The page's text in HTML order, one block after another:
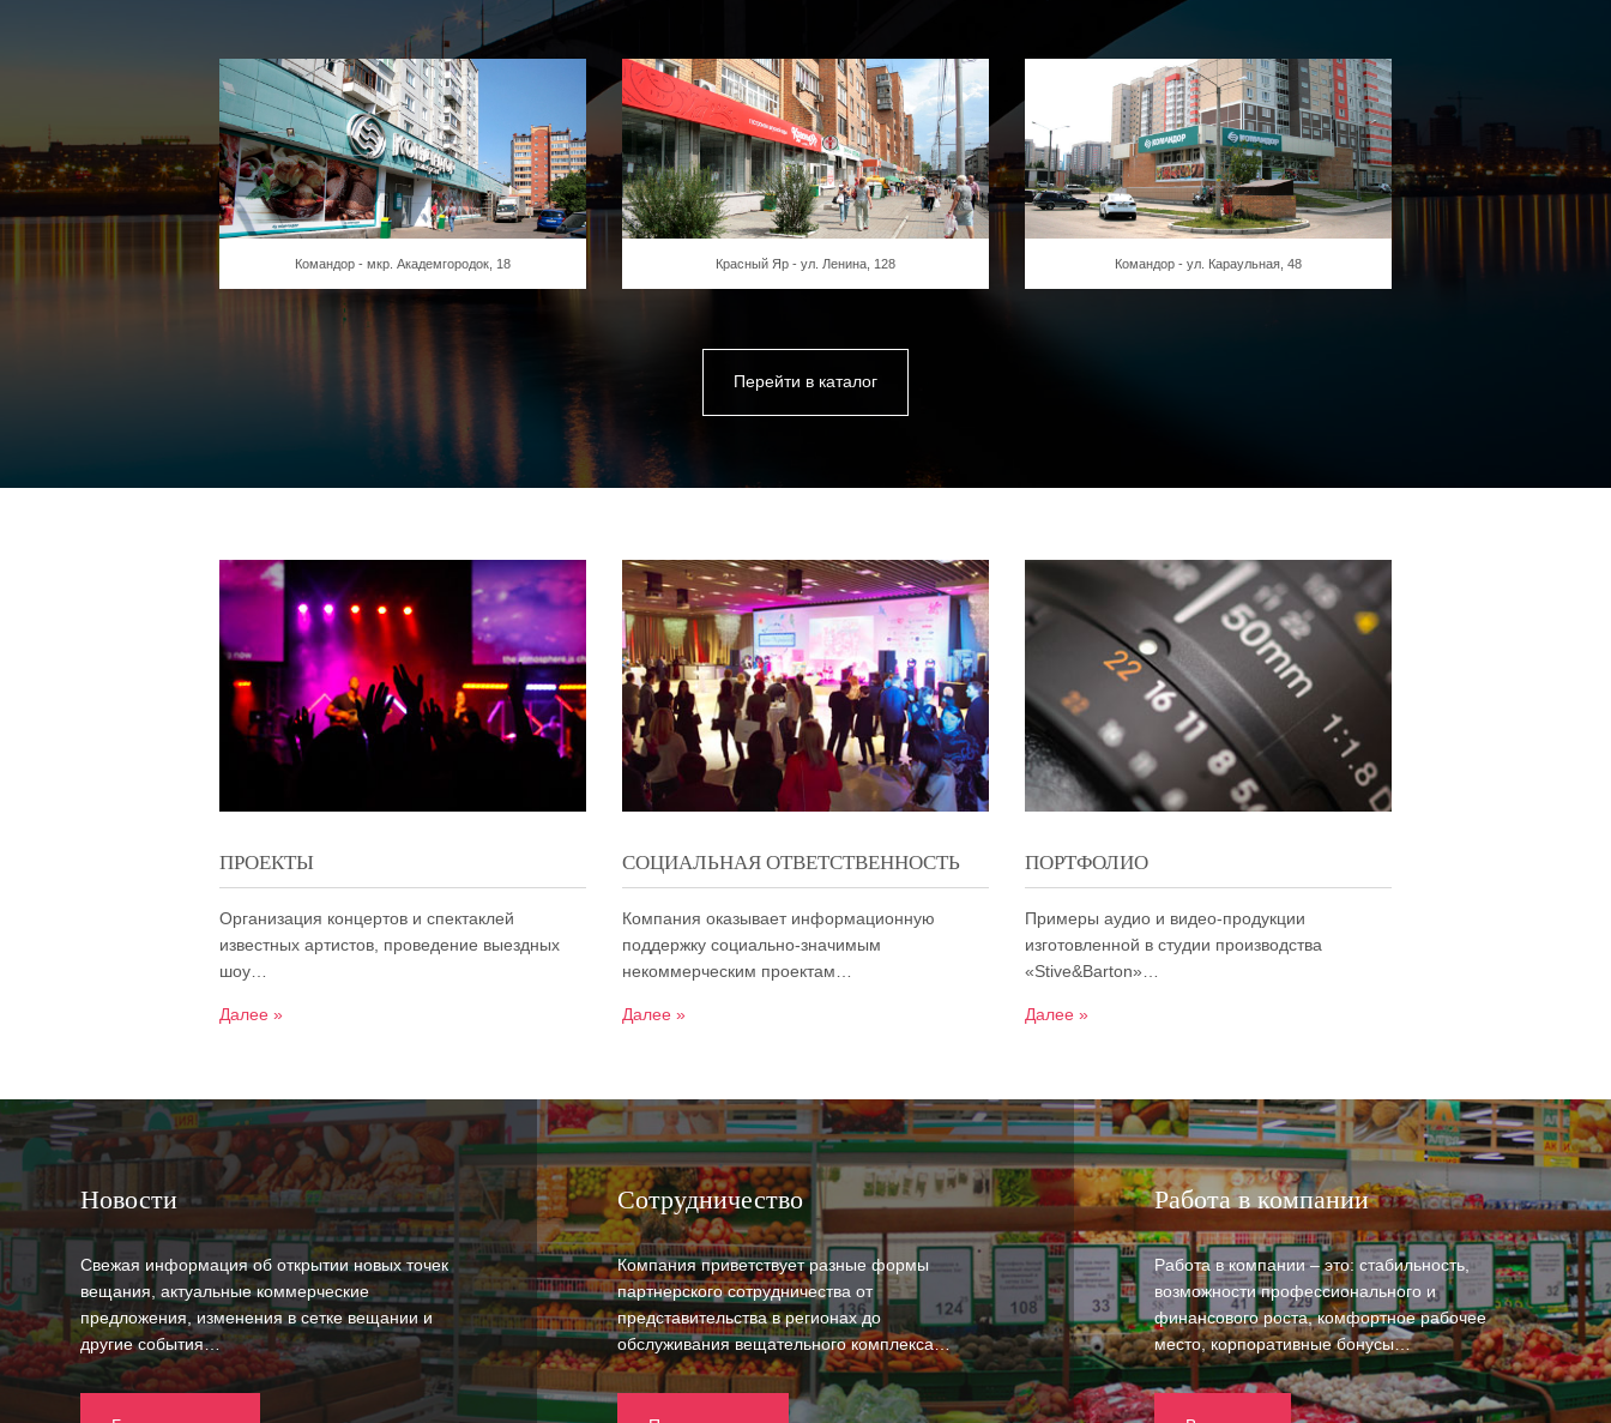
Командор - мкр. Академгородок, 18 Красный Яр - ул. Ленина, 128 Командор - ул. Караульная, 48
Перейти в каталог
ПРОЕКТЫ
Организация концертов и спектаклей
известных артистов, проведение выездных
шоу…
Далее »
СОЦИАЛЬНАЯ ОТВЕТСТВЕННОСТЬ
Компания оказывает информационную
поддержку социально-значимым
некоммерческим проектам…
Далее »
ПОРТФОЛИО
Примеры аудио и видео-продукции
изготовленной в студии производства
«Stive&Barton»…
Далее »
Новости
Свежая информация об открытии новых точек
вещания, актуальные коммерческие
предложения, изменения в сетке вещании и
другие события…
Сотрудничество
Компания приветствует разные формы
партнерского сотрудничества от
представительства в регионах до
обслуживания вещательного комплекса…
Работа в компании
Работа в компании – это: стабильность,
возможности профессионального и
финансового роста, комфортное рабочее
место, корпоративные бонусы…